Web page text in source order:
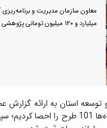
میلیارد و ۱۲۰ میلیون تومانی پژوهشی استان در سال ۱۳۹۹ خبر داد.